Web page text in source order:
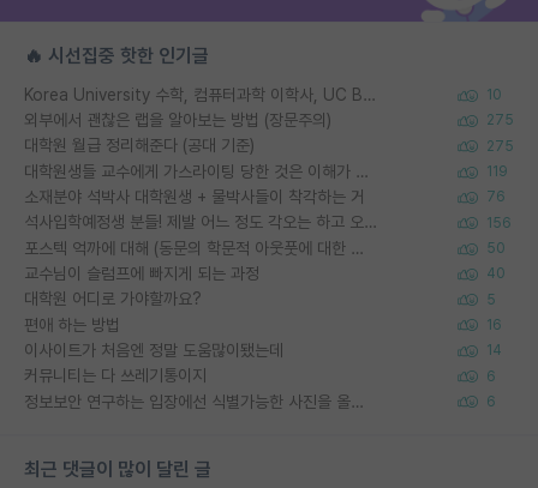
🔥 시선집중 핫한 인기글
Korea University 수학, 컴퓨터과학 이학사, UC Berkeley 산업공학 대학원 공학박사가 되는 것은 쉽지 않겠죠? 10
외부에서 괜찮은 랩을 알아보는 방법 (장문주의) 275
대학원 월급 정리해준다 (공대 기준) 275
대학원생들 교수에게 가스라이팅 당한 것은 이해가 갑니다. 안타깝네요. 119
소재분야 석박사 대학원생 + 물박사들이 착각하는 거 76
석사입학예정생 분들! 제발 어느 정도 각오는 하고 오세요. 156
포스텍 억까에 대해 (동문의 학문적 아웃풋에 대한 반박) 50
교수님이 슬럼프에 빠지게 되는 과정 40
대학원 어디로 가야할까요? 5
편애 하는 방법 16
이사이트가 처음엔 정말 도움많이됐는데 14
커뮤니티는 다 쓰레기통이지 6
정보보안 연구하는 입장에선 식별가능한 사진을 올리는건 비추이긴함 6
최근 댓글이 많이 달린 글